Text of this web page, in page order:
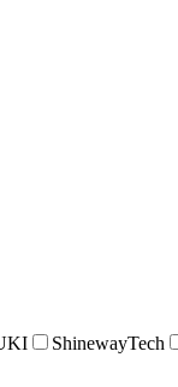
ShinewayTech